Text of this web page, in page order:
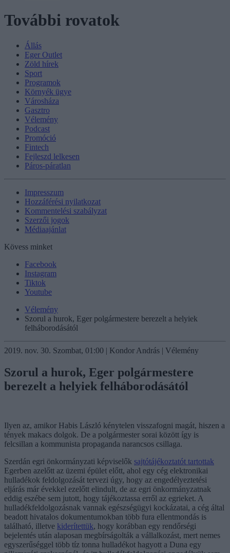
További rovatok
Állás
Eger Outlet
Zöld hírek
Sport
Programok
Környék ügye
Városháza
Gasztro
Vélemény
Podcast
Promóció
Fintech
Fejleszd lelkesen
Páros-páratlan
Impresszum
Hozzáférési nyilatkozat
Kommentelési szabályzat
Szerzői jogok
Médiaajánlat
Kövess minket
Facebook
Instagram
Tiktok
Youtube
Vélemény
Szorul a hurok, Eger polgármestere berezelt a helyiek
felháborodásától
2019. nov. 30. Szombat, 01:00 | Kondor András | Vélemény
Szorul a hurok, Eger polgármestere
berezelt a helyiek felháborodásától
Ilyen az, amikor Habis László kénytelen visszafogni magát, hiszen a
tények makacs dolgok. De a polgármester sorai között így is
felcsillan a kommunista propaganda narancsos csillaga.
Szerdán egri önkormányzati képviselők sajtótájékoztatót tartottak
Egerben azelőtt az üzemi épület előtt, ahol egy cég elektronikai
hulladékok feldolgozását tervezi úgy, hogy az engedélyeztetési
eljárás már évekkel ezelőtt elindult, de az egri önkormányzatnak
eddig eszébe sem jutott, hogy tájékoztassa erről az egrieket. A
hulladékfeldolgozásnak vannak egészségügyi kockázatai, a cég által
beadott hivatalos dokumentumokban több fura ellentmondás is
található, illetve kiderítettük, hogy korábban egy rendőrségi
bejelentés után alaposan megbírságolták a vállalkozást, mert nemes
egyszerűséggel több tíz tonna hulladékot hagyott a Duna egy